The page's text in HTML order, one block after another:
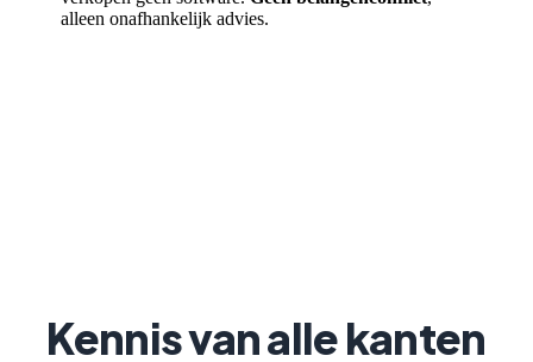
alleen onafhankelijk advies.
Kennis van alle kanten